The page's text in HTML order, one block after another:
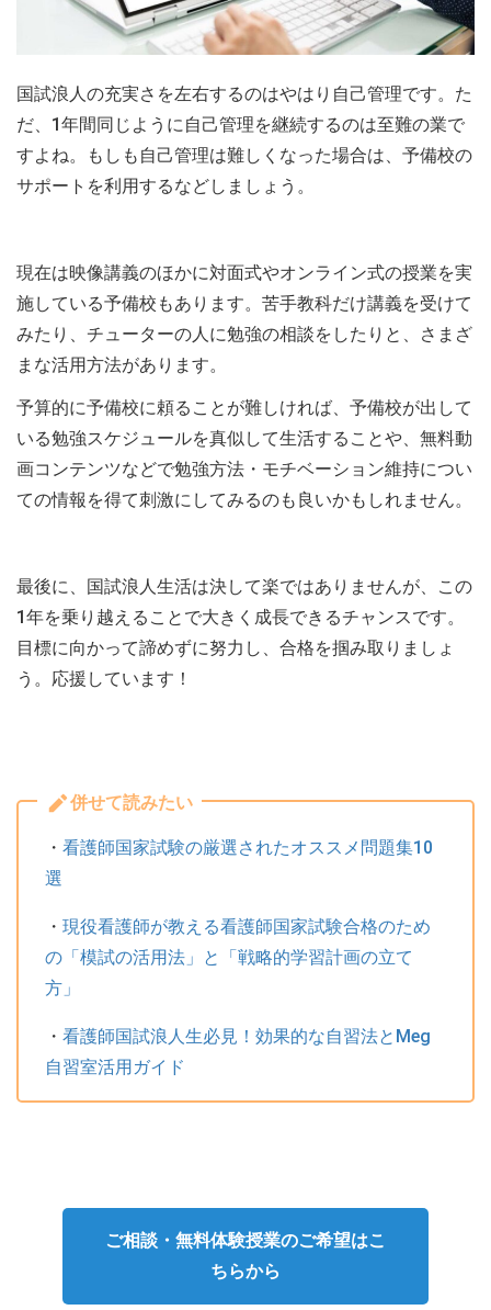
国試浪人の充実さを左右するのはやはり自己管理です。た
だ、1年間同じように自己管理を継続するのは至難の業で
すよね。もしも自己管理は難しくなった場合は、予備校の
サポートを利用するなどしましょう。
現在は映像講義のほかに対面式やオンライン式の授業を実
施している予備校もあります。苦手教科だけ講義を受けて
みたり、チューターの人に勉強の相談をしたりと、さまざ
まな活用方法があります。
予算的に予備校に頼ることが難しければ、予備校が出して
いる勉強スケジュールを真似して生活することや、無料動
画コンテンツなどで勉強方法・モチベーション維持につい
ての情報を得て刺激にしてみるのも良いかもしれません。
最後に、国試浪人生活は決して楽ではありませんが、この
1年を乗り越えることで大きく成長できるチャンスです。
目標に向かって諦めずに努力し、合格を掴み取りましょ
う。応援しています！
併せて読みたい
・ 看護師国家試験の厳選されたオススメ問題集10
選
・ 現役看護師が教える看護師国家試験合格のため
の「模試の活用法」と「戦略的学習計画の立て
方」
・ 看護師国試浪人生必見！効果的な自習法とMeg
自習室活用ガイド
ご相談・無料体験授業のご希望はこ
ちらから